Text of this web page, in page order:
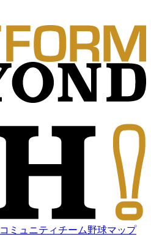
コミュニティチーム野球マップ